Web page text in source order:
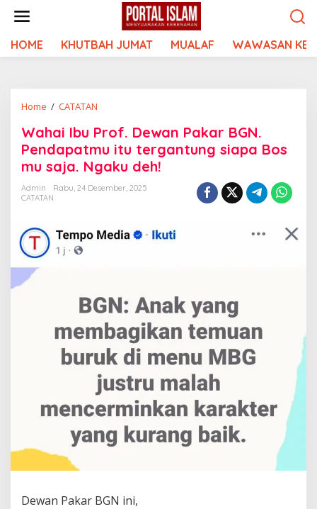
HOME KHUTBAH JUMAT MUALAF WAWASAN
Home / CATATAN
Prof.
Dewan
Pakar
BGN.
Pendapatmu
siapa
deh!
Wahai Ibu Prof. Dewan Pakar BGN.
Pendapatmu itu tergantung siapa Bos
mu saja. Ngaku deh!
Admin
Rabu, 24 Desember, 2025
CATATAN
Dewan Pakar BGN ini,